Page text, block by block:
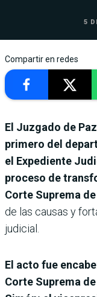
5
Compartir en redes
El Juzgado de
primero del
el Expediente
proceso de
Corte Suprema
de las causas y
judicial.
El acto fue
Corte Suprema